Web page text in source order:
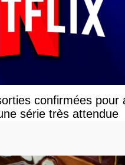
confirmées pour
série très attendue